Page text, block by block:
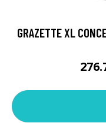
GRAZETTE XL